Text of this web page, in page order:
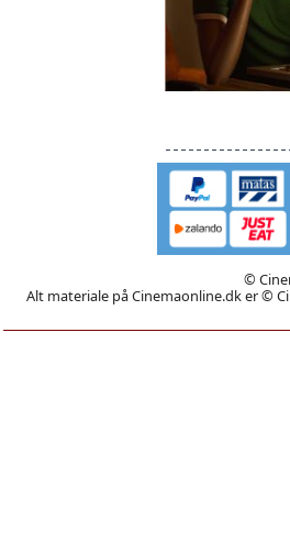
©
Alt materiale på Cinemaonline.dk er ©